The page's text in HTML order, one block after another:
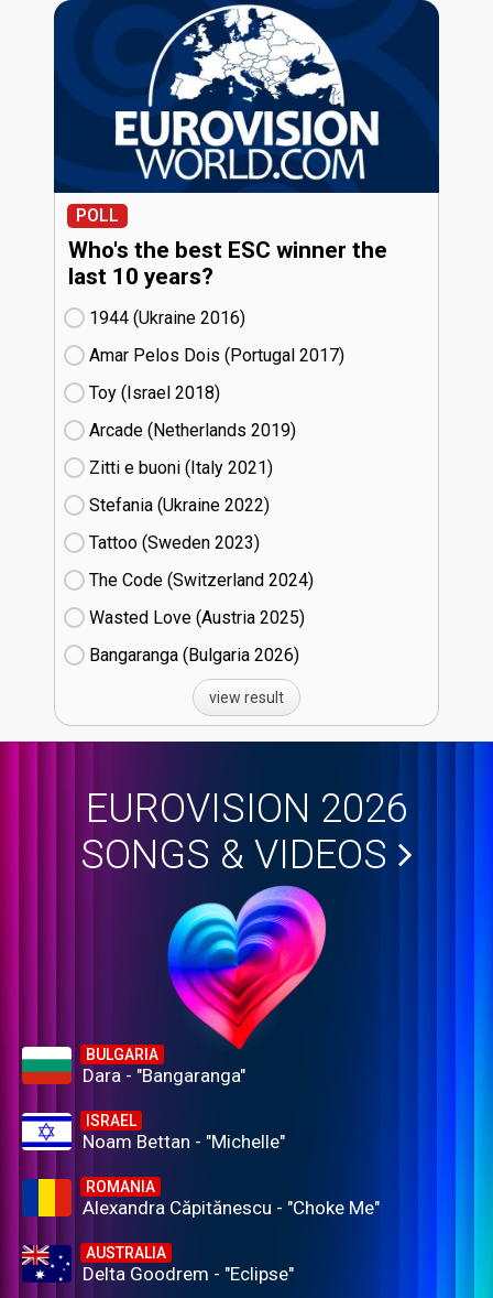
POLL
Who's the best ESC winner the
last 10 years?
1944 (Ukraine
16)
Amar Pelos Dois (Portugal
17)
Toy (Israel
18)
Arcade (Netherlands
19)
Zitti e buoni​ (Italy
21)
Stefania (Ukraine
22)
Tattoo (Sweden
23)
The Code (Switzerland
24)
Wasted Love (Austria
25)
Bangaranga (Bulgaria
26)
view result
EUROVISION 2026
SONGS & VIDEOS
BULGARIA
Dara - "Bangaranga"
ISRAEL
Noam Bettan - "Michelle"
ROMANIA
Alexandra Căpitănescu - "Choke Me"
AUSTRALIA
Delta Goodrem - "Eclipse"